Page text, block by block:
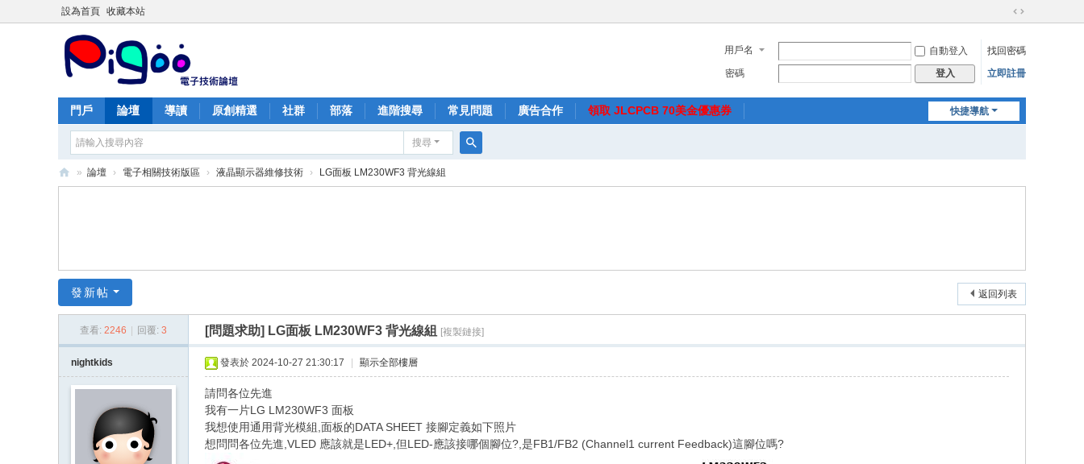
設為首頁 收藏本站
切
到
寬
用戶名 自動登入
找回密碼
密碼
登入 立即註冊
快捷導航
門戶 論壇 導讀 原創精選 社群 部落 進階搜尋 常見問題 廣告合作 領取 JLCPCB 70美金優惠券
搜尋
尋
酷
» 論壇 › 電子相關技術版區 › 液晶顯示器維修技術 › LG面板 LM230WF3 背光線組
返回列表
發新帖
查看: 2246 回覆: 3 [問題求助] LG面板 LM230WF3 背光線組 [複製鏈接]
nightkids 發表於 2024-10-27 21:30:17 顯示全部樓層
請問各位先進
我有一片LG LM230WF3 面板
我想使用通用背光模組,面板的DATA SHEET 接腳定義如下照片
想問問各位先進,VLED 應該就是LED+,但LED-應該接哪個腳位?,是FB1/FB2 (Channel1 current Feedback)這腳位嗎?